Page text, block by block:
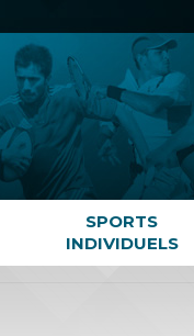
SPORTS
INDIVIDUELS